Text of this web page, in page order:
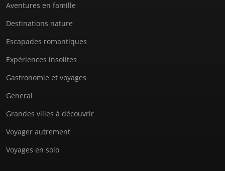
Aventures en famille
Destinations nature
Escapades romantiques
Expériences insolites
Gastronomie et voyages
General
Grandes villes à découvrir
Voyager autrement
Voyages en solo